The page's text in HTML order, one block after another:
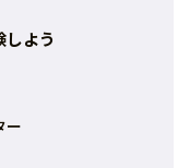
よう
ー